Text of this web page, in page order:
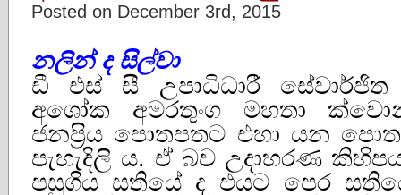
Posted on December 3rd, 2015
නලින් ද සිල්වා
ඩී එස් සී උපාධිධාරී සේවාර්ජිත
අශෝක අමරතුංග මහතා
ජනප්‍රිය පොතපතට එහා යන
පැහැදිලි ය. ඒ බව උදාහරණ
පසුගිය සතියේ ද එයට පෙර